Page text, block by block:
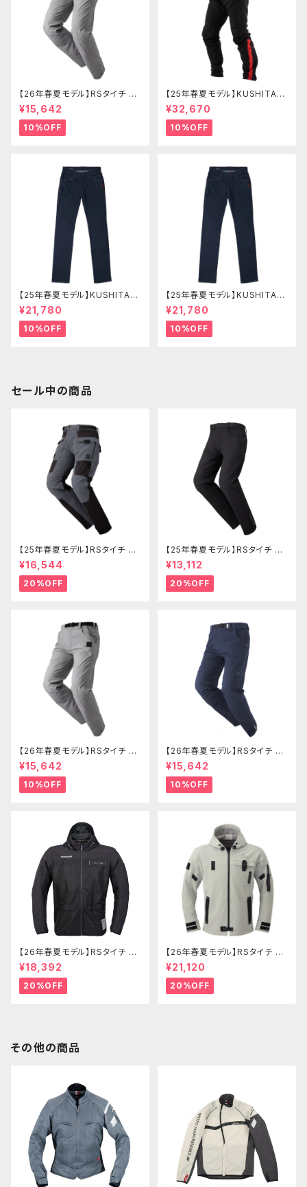
【26年春夏モデル】RSタイチ RS
Y273 コーデュラライトエアーパ
ンツ
¥15,642
10%OFF
【25年春夏モデル】KUSHITANI
K-2443 テーパードボトムス
¥32,670
10%OFF
【25年春夏モデル】KUSHITANI
KL-1366 エクスパンドコーデュ
ラデニム(レディース)
¥21,780
10%OFF
【25年春夏モデル】KUSHITANI
K-1366 エクスパンドコーデュ
ラデニム
¥21,780
10%OFF
セール中の商品
【25年春夏モデル】RSタイチ RS
Y272 クイックドライメッシュパ
ンツ
¥16,544
20%OFF
【25年春夏モデル】RSタイチ RS
Y271 クイックドライストレート
パンツ
¥13,112
20%OFF
【26年春夏モデル】RSタイチ RS
Y273 コーデュラライトエアーパ
ンツ
¥15,642
10%OFF
【26年春夏モデル】RSタイチ RS
Y274 コーデュラライトデニムパ
ンツ
¥15,642
10%OFF
【26年春夏モデル】RSタイチ RS
J334 エアーフリップパーカ
¥18,392
20%OFF
【26年春夏モデル】RSタイチ RS
J335 クイックドライパーカ
¥21,120
20%OFF
その他の商品